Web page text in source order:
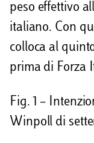
peso effettivo
italiano. Con
colloca al
prima di Forza
Fig. 1 –
Winpoll di